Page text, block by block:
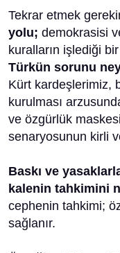
Tekrar etmek
yolu; demokrasisi
kuralların işlediği
Türkün sorunu
Kürt kardeşlerimiz,
kurulması
ve özgürlük maskesi
senaryosunun kirli
Baskı ve
kalenin tahkimini
cephenin tahkimi;
sağlanır.